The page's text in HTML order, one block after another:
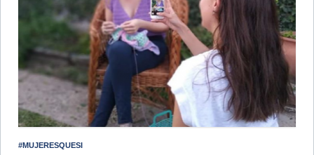
#MUJERESQUESI